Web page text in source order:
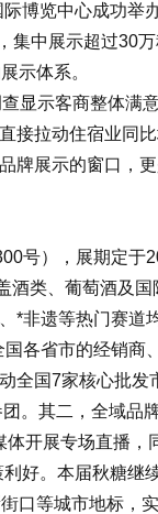
际博览中心成功举
集中展示超过30
示体系。
显示客商整体满
接拉动住宿业同
牌展示的窗口，
号），展期定于
类、葡萄酒及
非遗等热门赛道
各省市的经销商
国7家核心批发
。其二，全域品
开展专场直播，
好。本届秋糖继
口等城市地标，实